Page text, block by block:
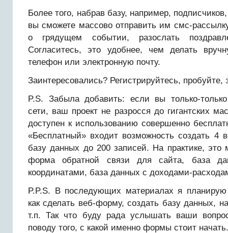
Более того, набрав базу, например,
вы сможете массово отправить им смс-
о грядущем событии, разослать
Согласитесь, это удобнее, чем делать
телефон или электронную почту.
Заинтересовались? Регистрируйтесь,
P.S. Забыла добавить: если вы только-
сети, ваш проект не разросся до гигантских
доступен к использованию совершенно
«Бесплатный» входит возможность создать 4
базу данных до 200 записей. На практике,
форма обратной связи для сайта, база
координатами, база данных с доходами-
P.P.S. В последующих материалах я планирую
как сделать веб-форму, создать базу данных,
т.п. Так что буду рада услышать ваши
поводу того, с какой именно формы стоит начать.